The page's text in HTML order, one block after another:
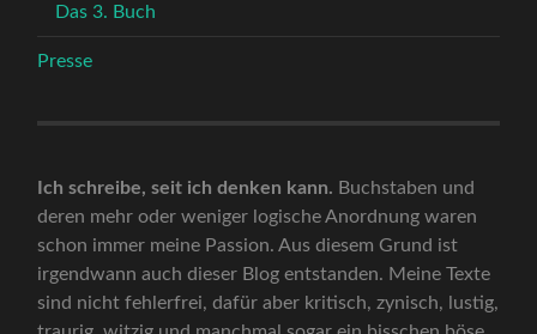
Das 3. Buch
Presse
Ich schreibe, seit ich denken kann. Buchstaben und
deren mehr oder weniger logische Anordnung waren
schon immer meine Passion. Aus diesem Grund ist
irgendwann auch dieser Blog entstanden. Meine Texte
sind nicht fehlerfrei, dafür aber kritisch, zynisch, lustig,